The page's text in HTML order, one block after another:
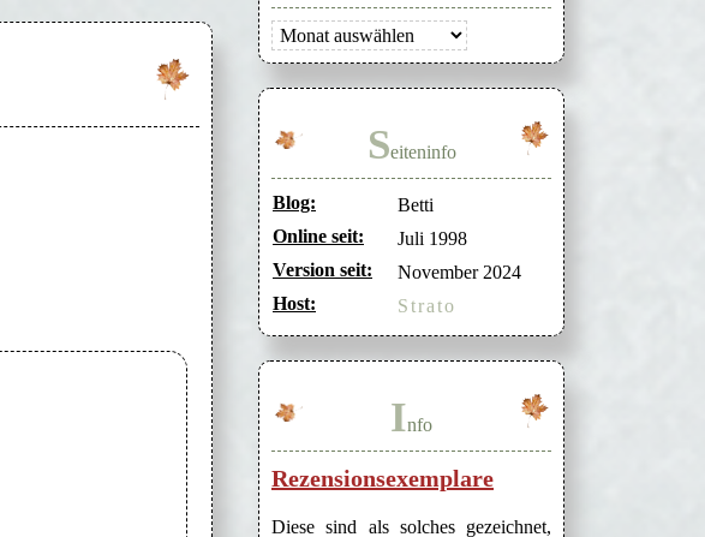
Archiv
Seiteninfo
Blog:
Betti
Online seit:
Juli 1998
Version seit:
November 2024
Host:
Strato
Info
Rezensionsexemplare
Diese sind als solches gezeichnet,